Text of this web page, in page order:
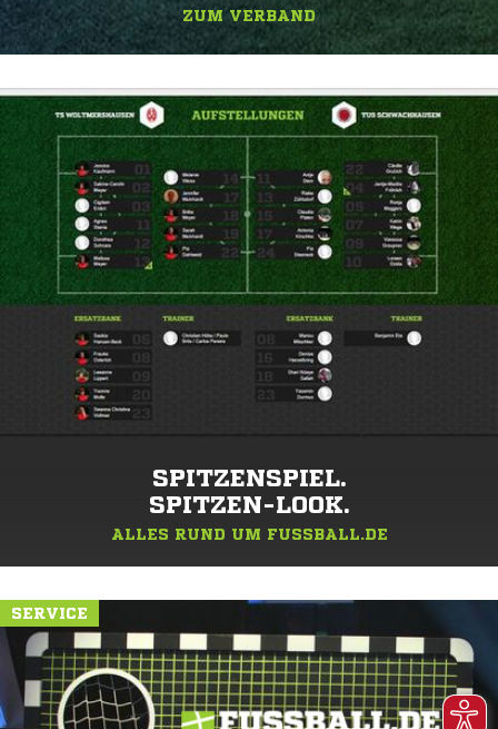
ZUM VERBAND
SPITZENSPIEL.
SPITZEN-LOOK.
ALLES RUND UM FUSSBALL.DE
SERVICE